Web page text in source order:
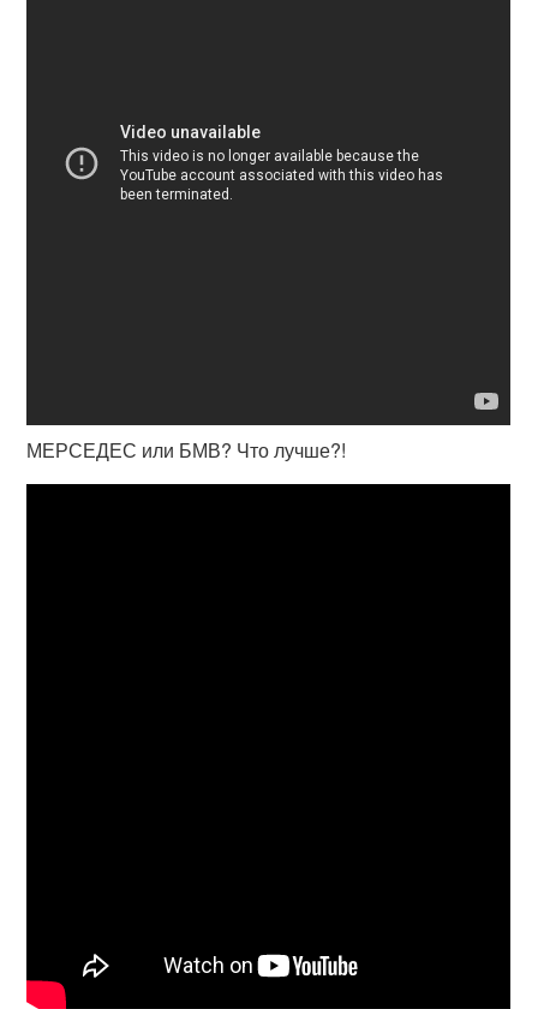
МЕРСЕДЕС или БМВ? Что лучше?!